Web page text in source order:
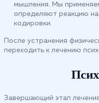
мышления. Мы
определяют реакцию
кодировки.
После устранения
переходить к лечению
Завершающий этап